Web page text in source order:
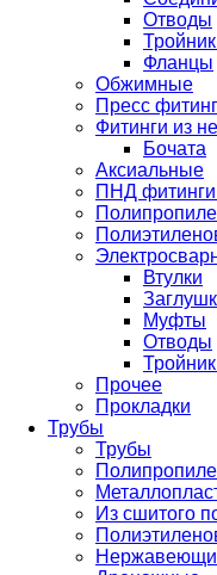
Отводы
Фланцы
Обжимные
Пресс
Фитинги из
Бочата
Аксиальные
ПНД
Втулки
Муфты
Отводы
Прочее
Прокладки
Трубы
Трубы
Из сшитого